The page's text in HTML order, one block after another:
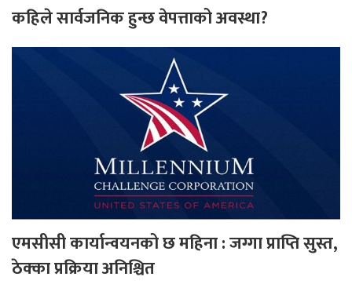
कहिले सार्वजनिक हुन्छ वेपत्ताको अवस्था?
एमसीसी कार्यान्वयनको छ महिना : जग्गा प्राप्ति सुस्त,
ठेक्का प्रक्रिया अनिश्चित